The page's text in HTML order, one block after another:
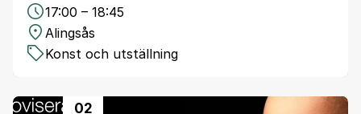
17:00 – 18:45
Alingsås
Konst och utställning
02